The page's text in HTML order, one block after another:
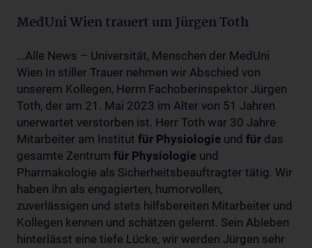
MedUni Wien trauert um Jürgen Toth
...Alle News – Universität, Menschen der MedUni
Wien In stiller Trauer nehmen wir Abschied von
unserem Kollegen, Herrn Fachoberinspektor Jürgen
Toth, der am 21. Mai 2023 im Alter von 51 Jahren
unerwartet verstorben ist. Herr Toth war 30 Jahre
Mitarbeiter am Institut für Physiologie und für das
gesamte Zentrum für Physiologie und
Pharmakologie als Sicherheitsbeauftragter tätig. Wir
haben ihn als engagierten, humorvollen,
zuverlässigen und stets hilfsbereiten Mitarbeiter und
Kollegen kennen und schätzen gelernt. Sein Ableben
hinterlässt eine tiefe Lücke, wir werden Jürgen sehr